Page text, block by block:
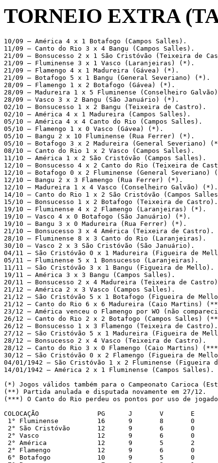
TORNEIO EXTRA
10/09 – América 4 x 1 Botafogo (Campos Salles).
11/09 – Canto do Rio 3 x 4 Bangu (Campos Salles).
21/09 – Bonsucesso 2 x 1 São Cristóvão (Teixeira de
21/09 – Fluminense 3 x 1 Vasco (Laranjeiras) (*).
21/09 – Flamengo 4 x 1 Madureira (Gávea) (*).
21/09 – Botafogo 5 x 1 Bangu (General Severiano) (*).
28/09 – Flamengo 1 x 2 Botafogo (Gávea) (*).
28/09 – Madureira 1 x 5 Fluminense (Conselheiro
28/09 – Vasco 3 x 2 Bangu (São Januário) (*).
02/10 – Bonsucesso 1 x 2 Bangu (Teixeira de Castro).
02/10 – América 4 x 1 Madureira (Campos Salles).
05/10 – América 4 x 4 Canto do Rio (Campos Salles).
05/10 – Flamengo 1 x 0 Vasco (Gávea) (*).
05/10 – Bangu 2 x 10 Fluminense (Rua Ferrer) (*).
05/10 – Botafogo 3 x 2 Madureira (General Severiano)
08/10 – Canto do Rio 1 x 2 Vasco (Campos Salles).
11/10 – América 1 x 2 São Cristóvão (Campos Salles).
12/10 – Bonsucesso 4 x 2 Canto do Rio (Teixeira de
12/10 – Botafogo 0 x 2 Fluminense (General
12/10 – Bangu 2 x 3 Flamengo (Rua Ferrer) (*).
12/10 – Madureira 1 x 4 Vasco (Conselheiro Galvão)
14/10 – Canto do Rio 1 x 2 São Cristóvão (Campos
15/10 – Bonsucesso 1 x 2 Botafogo (Teixeira de
19/10 – Fluminense 4 x 2 Flamengo (Laranjeiras) (*).
19/10 – Vasco 4 x 0 Botafogo (São Januário) (*).
19/10 – Bangu 3 x 0 Madureira (Rua Ferrer) (*).
21/10 – Bonsucesso 3 x 4 América (Teixeira de Castro).
28/10 – Fluminense 8 x 3 Canto do Rio (Laranjeiras).
30/10 – Vasco 2 x 3 São Cristóvão (São Januário).
04/11 – São Cristóvão 0 x 1 Madureira (Figueira de
05/11 – Fluminense 5 x 1 Bonsucesso (Laranjeiras).
11/11 – São Cristóvão 3 x 1 Bangu (Figueira de Mello).
19/11 – América 3 x 3 Bangu (Campos Salles).
20/11 – Bonsucesso 2 x 4 Madureira (Teixeira de
21/12 – América 2 x 3 Vasco (Campos Salles).
21/12 – São Cristóvão 5 x 1 Botafogo (Figueira de
21/12 – Canto do Rio 6 x 6 Madureira (Caio Martins)
23/12 – América venceu o Flamengo por WO (não
26/12 – Canto do Rio 2 x 2 Botafogo (Campos Salles)
26/12 – Bonsucesso 1 x 3 Flamengo (Teixeira de
27/12 – São Cristóvão 5 x 1 Madureira (Figueira de
28/12 – Bonsucesso 2 x 4 Vasco (Teixeira de Castro).
28/12 – Canto do Rio 3 x 0 Flamengo (Caio Martins)
30/12 – São Cristóvão 0 x 2 Flamengo (Figueira de
04/01/1942 – São Cristóvão 1 x 2 Fluminense
14/01/1942 – América 2 x 1 Fluminense (Campos Salles).
(*) Jogos válidos também para o Campeonato Carioca
(**) Partida anulada e disputada novamente em 27/12.
(***) O Canto do Rio perdeu os pontos por uso de
COLOCAÇÃO               PG      J       V       E
1° Fluminense          16      9       8       0
2° São Cristóvão       12      9       6       0
2° Vasco               12      9       6       0
2° América             12      9       5       2
2° Flamengo            12      9       6       0
6° Botafogo            10      9       5       0